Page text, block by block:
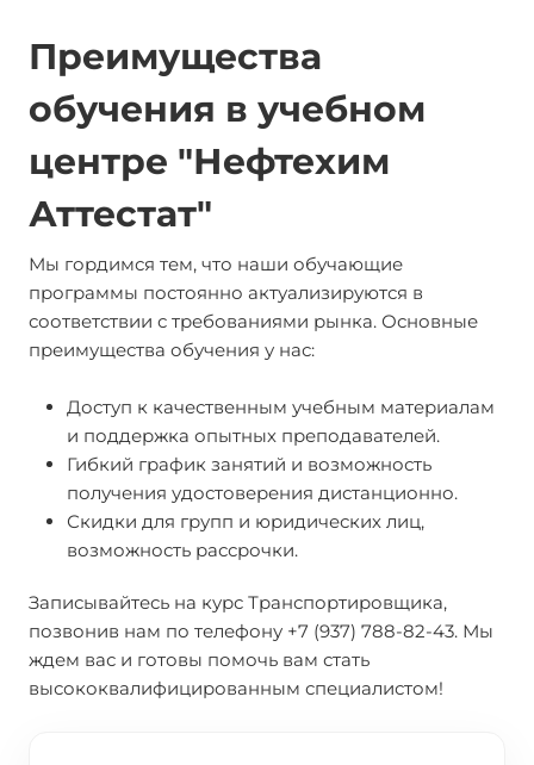
Преимущества
обучения в учебном
центре "Нефтехим
Аттестат"
Мы гордимся тем, что наши обучающие
программы постоянно актуализируются в
соответствии с требованиями рынка. Основные
преимущества обучения у нас:
Доступ к качественным учебным материалам
и поддержка опытных преподавателей.
Гибкий график занятий и возможность
получения удостоверения дистанционно.
Скидки для групп и юридических лиц,
возможность рассрочки.
Записывайтесь на курс Транспортировщика,
позвонив нам по телефону +7 (937) 788-82-43. Мы
ждем вас и готовы помочь вам стать
высококвалифицированным специалистом!